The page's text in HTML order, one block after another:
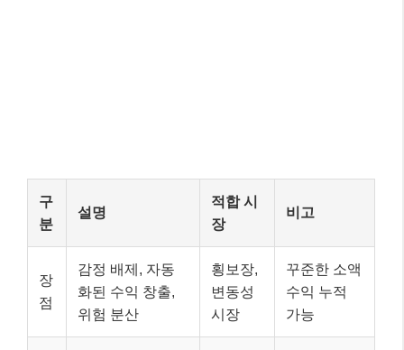
구
분
설명
적합 시
장
비고
장
점
감정 배제, 자동
화된 수익 창출,
위험 분산
횡보장,
변동성
시장
꾸준한 소액
수익 누적
가능